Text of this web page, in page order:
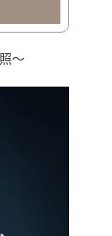
～